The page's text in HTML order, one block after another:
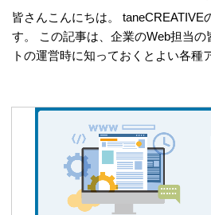
皆さんこんにちは。 taneCREATIVE
す。 この記事は、企業のWeb担当の
トの運営時に知っておくとよい各種